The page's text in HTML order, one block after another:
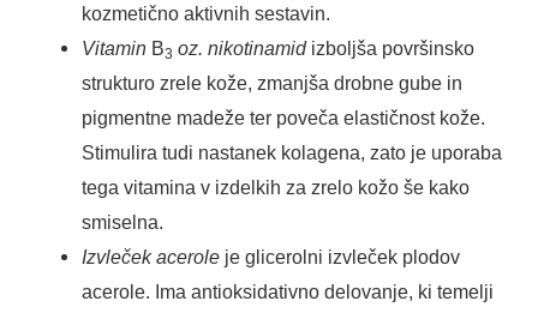
kozmetično aktivnih sestavin.
Vitamin B3 oz. nikotinamidizboljša površinsko
strukturo zrele kože, zmanjša drobne gube in
pigmentne madeže ter poveča elastičnost kože.
Stimulira tudi nastanek kolagena, zato je uporaba
tega vitamina v izdelkih za zrelo kožo še kako
smiselna.
Izvleček acerole je glicerolni izvleček plodov
acerole. Ima antioksidativno delovanje, ki temelji